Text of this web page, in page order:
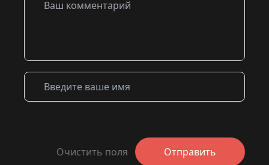
Очистить поля Отправить